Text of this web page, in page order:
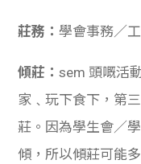
莊務：學會事務／
傾莊：sem 頭嘅活
家﹑玩下食下， 第
莊。因為學生會／
傾，所以傾莊可能